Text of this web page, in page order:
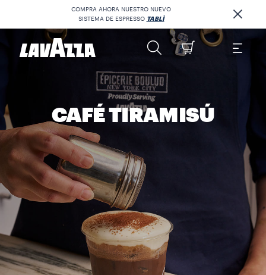
COMPRA AHORA NUESTRO NUEVO
SISTEMA DE ESPRESSO TABLÌ
CAFÉ TIRAMISÚ